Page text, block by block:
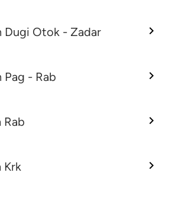
Dugi Otok - Zadar
- Rab
Rab
Krk